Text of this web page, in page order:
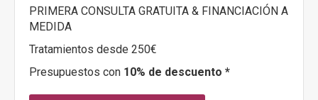
PRIMERA CONSULTA GRATUITA & FINANCIACIÓN A
MEDIDA
Tratamientos desde 250€
Presupuestos con 10% de descuento *